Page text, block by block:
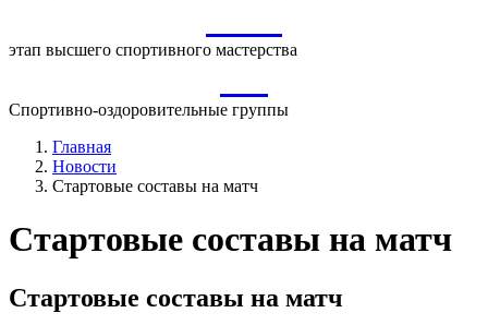
этап высшего спортивного мастерства
Спортивно-оздоровительные группы
Главная
Новости
Стартовые составы на матч
Стартовые составы на матч
Стартовые составы на матч